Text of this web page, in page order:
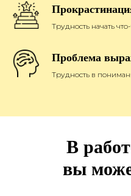
Трудность начать
Проблема
Трудность в
В
вы